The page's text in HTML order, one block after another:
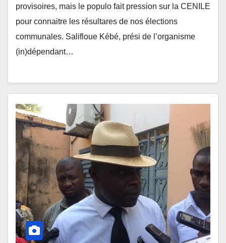
provisoires, mais le populo fait pression sur la CENILE
pour connaitre les résultares de nos élections
communales. Salifloue Kébé, prési de l’organisme
(in)dépendant…